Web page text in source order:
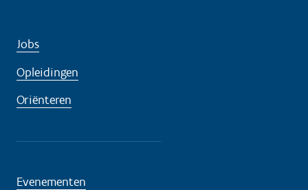
Jobs
Opleidingen
Oriënteren
Evenementen